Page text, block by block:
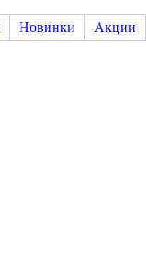
Новинки Акции